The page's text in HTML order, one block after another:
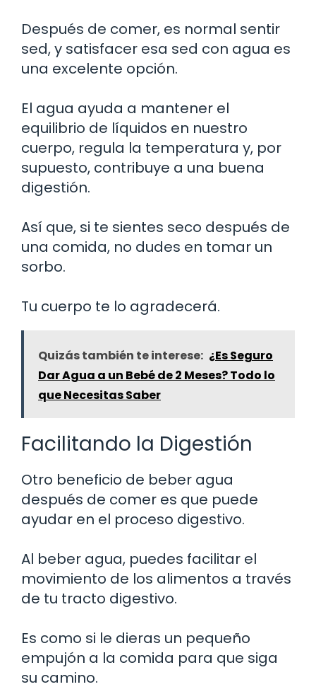
Después de comer, es normal sentir
sed, y satisfacer esa sed con agua es
una excelente opción.
El agua ayuda a mantener el
equilibrio de líquidos en nuestro
cuerpo, regula la temperatura y, por
supuesto, contribuye a una buena
digestión.
Así que, si te sientes seco después de
una comida, no dudes en tomar un
sorbo.
Tu cuerpo te lo agradecerá.
Quizás también te interese: ¿Es Seguro
Dar Agua a un Bebé de 2 Meses? Todo lo
que Necesitas Saber
Facilitando la Digestión
Otro beneficio de beber agua
después de comer es que puede
ayudar en el proceso digestivo.
Al beber agua, puedes facilitar el
movimiento de los alimentos a través
de tu tracto digestivo.
Es como si le dieras un pequeño
empujón a la comida para que siga
su camino.